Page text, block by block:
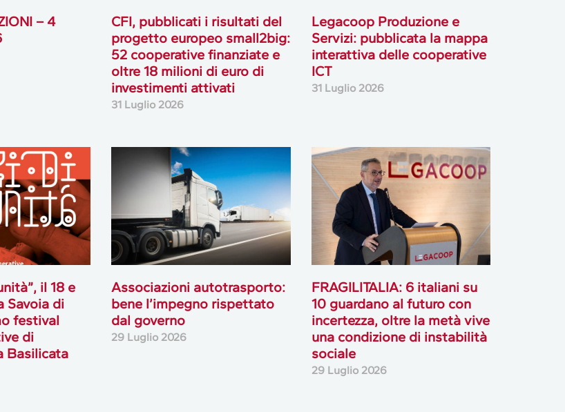
– 4
CFI, pubblicati i risultati del
progetto europeo small2big:
52 cooperative finanziate e
oltre 18 milioni di euro di
investimenti attivati
31 Luglio 2026
Legacoop Produzione e
Servizi: pubblicata la mappa
interattiva delle cooperative
ICT
31 Luglio 2026
il 18 e
Savoia di
festival
di
Basilicata
Associazioni autotrasporto:
bene l’impegno rispettato
dal governo
29 Luglio 2026
FRAGILITALIA: 6 italiani su
10 guardano al futuro con
incertezza, oltre la metà vive
una condizione di instabilità
sociale
29 Luglio 2026